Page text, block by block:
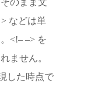
などは単
<!– –> を
ません。
した時点で